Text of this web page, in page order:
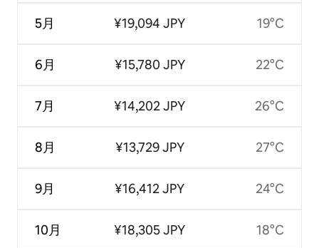
5月
6月
7月
8月
9月
10月
¥19,094 JPY
¥15,780 JPY
¥14,202 JPY
¥13,729 JPY
¥16,412 JPY
¥18,305 JPY
19°C
22°C
26°C
27°C
24°C
18°C